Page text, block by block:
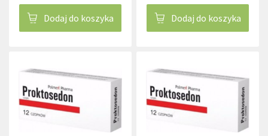
Dodaj do koszyka Dodaj do koszyka